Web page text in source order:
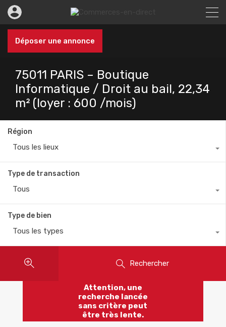
Déposer une annonce
75011 PARIS – Boutique
Informatique / Droit au bail, 22,34
m² (loyer : 600 /mois)
Région
Tous les lieux
Type de transaction
Tous
Type de bien
Tous les types
Rechercher
Attention, une
recherche lancée
sans critère peut
être très lente.